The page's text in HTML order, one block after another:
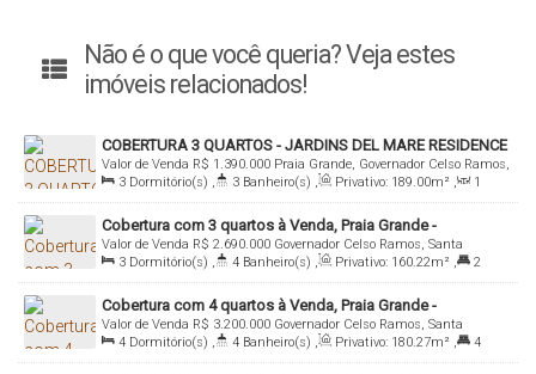
Não é o que você queria? Veja estes
imóveis relacionados!
COBERTURA 3 QUARTOS - JARDINS DEL MARE RESIDENCE
- PRAIA GRANDE
R$ 1.390.000
Valor de Venda
Praia Grande, Governador Celso Ramos,
Santa Catarina, Brasil
3 Dormitório(s) , 3 Banheiro(s) , Privativo: 189.00m² ,
1
Sala(s) , 2 Suíte(s) , Total: 189.00m² , 2 Vaga(s) ,
Útil:
116.20m²
Cobertura com 3 quartos à Venda, Praia Grande -
Governador Celso Ramos
R$ 2.690.000
Valor de Venda
Governador Celso Ramos, Santa
Catarina, Brasil
3 Dormitório(s) , 4 Banheiro(s) , Privativo: 160.22m² ,
2
Suíte(s) , Total: 194.92m² , 2 Vaga(s)
Cobertura com 4 quartos à Venda, Praia Grande -
Governador Celso Ramos
R$ 3.200.000
Valor de Venda
Governador Celso Ramos, Santa
Catarina, Brasil
4 Dormitório(s) , 4 Banheiro(s) , Privativo: 180.27m² ,
4
Suíte(s) , 3 Vaga(s)